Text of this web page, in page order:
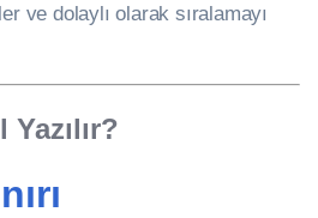
ve dolaylı olarak sıralamayı